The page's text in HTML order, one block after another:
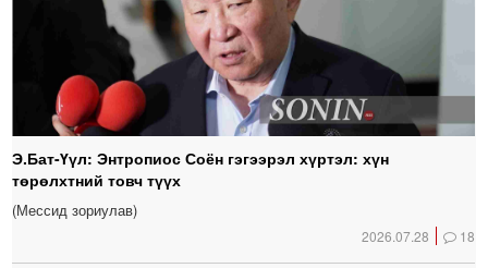
Э.Бат-Үүл: Энтропиос Соён гэгээрэл хүртэл: хүн
төрөлхтний товч түүх
(Мессид зориулав)
2026.07.28 18